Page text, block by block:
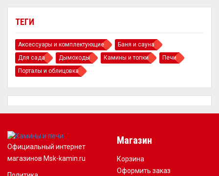
ТЕГИ
Аксессуары и комплектующие
Баня и сауна
Для сада
Дымоходы Камины и топки
Печи
Порталы и облицовка
Официальный интернет
магазинов Msk-kamin.ru
Магазин
Корзина
Оформить заказ